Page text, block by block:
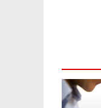
ناس وناس